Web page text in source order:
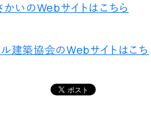
かいのWebサイトはこちら
建築協会のWebサイトはこち